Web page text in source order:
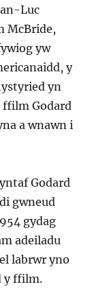
Luc
McBride,
yw
y
yn
Godard
a wnawn i
Godard
gwneud
gydag
adeiladu
labrwr yno
y ffilm.